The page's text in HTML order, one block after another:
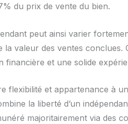
du prix de vente du bien.
peut ainsi varier
valeur des ventes conclues.
financière et une solide
flexibilité et appartenance à
la liberté d’un
majoritairement via des